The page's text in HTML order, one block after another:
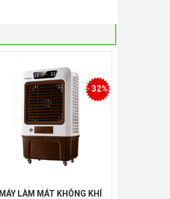
MÁY LÀM MÁT KHÔNG KHÍ
- 32%